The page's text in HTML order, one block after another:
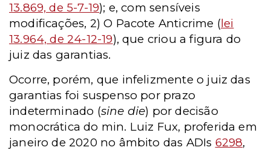
13.869, de 5-7-19); e, com sensíveis
modificações, 2) O Pacote Anticrime (lei
13.964, de 24-12-19), que criou a figura do
juiz das garantias.
Ocorre, porém, que infelizmente o juiz das
garantias foi suspenso por prazo
indeterminado (sine die) por decisão
monocrática do min. Luiz Fux, proferida em
janeiro de 2020 no âmbito das ADIs 6298,